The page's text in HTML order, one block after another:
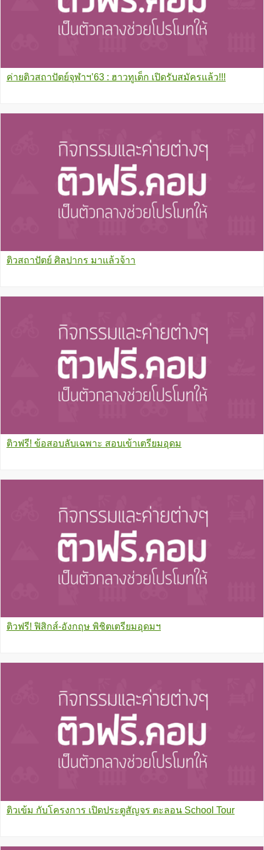
ค่ายติวสถาปัตย์จุฬาฯ’63 : ฮาวทูเต็ก เปิดรับสมัครแล้ว!!!
ติวสถาปัตย์ ศิลปากร มาแล้วจ้าา
ติวฟรี! ข้อสอบลับเฉพาะ สอบเข้าเตรียมอุดม
ติวฟรี! ฟิสิกส์-อังกฤษ พิชิตเตรียมอุดมฯ
ติวเข้ม กับโครงการ เปิดประตูสัญจร ตะลอน School Tour